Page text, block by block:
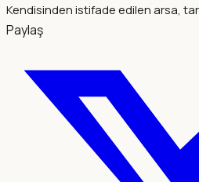
Kendisinden istifade edilen arsa,
Paylaş